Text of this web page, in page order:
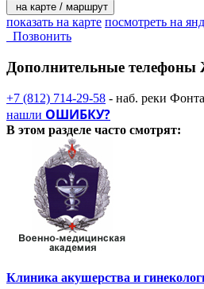
на карте / маршрут
показать на карте посмотреть на
Позвонить
Дополнительные телефоны
+7 (812) 714-29-58 - наб. реки
нашли ОШИБКУ?
В этом разделе часто смотрят:
Клиника акушерства и